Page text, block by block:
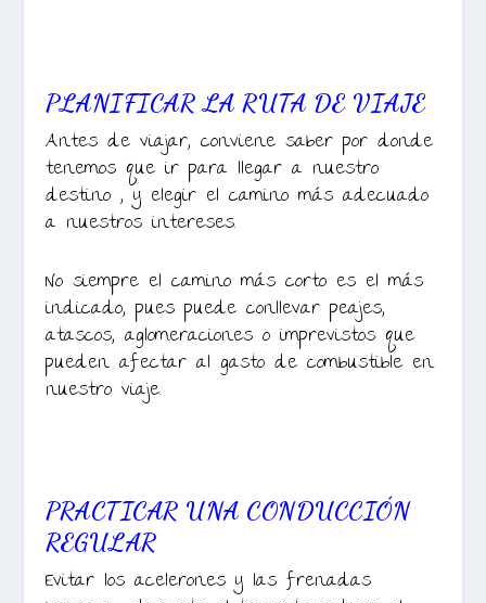
PLANIFICAR LA RUTA DE VIAJE
Antes de viajar, conviene saber por donde
tenemos que ir para llegar a nuestro
destino , y elegir el camino más adecuado
a nuestros intereses.
No siempre el camino más corto es el más
indicado, pues puede conllevar peajes,
atascos, aglomeraciones o imprevistos que
pueden afectar al gasto de combustible en
nuestro viaje.
PRACTICAR UNA CONDUCCIÓN
REGULAR
Evitar los acelerones y las frenadas